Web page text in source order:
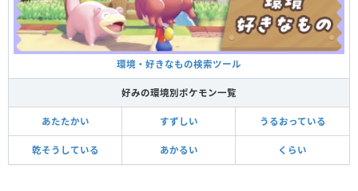
環境・好きなもの検索ツール
好みの環境別ポケモン一覧
あたたかい すずしい うるおっている
乾そうしている あかるい くらい